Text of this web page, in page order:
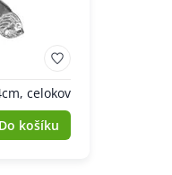
celokov
Do košíku